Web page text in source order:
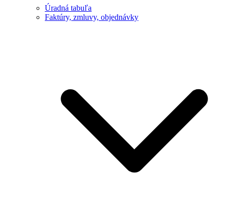
Úradná tabuľa
Faktúry, zmluvy, objednávky